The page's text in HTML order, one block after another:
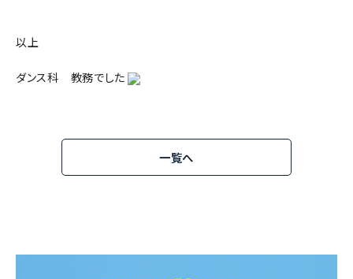
以上
ダンス科 教務でした
一覧へ